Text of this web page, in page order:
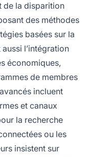
de la disparition
des méthodes
basées sur la
l’intégration
économiques,
de membres
incluent
et canaux
la recherche
ou les
insistent sur